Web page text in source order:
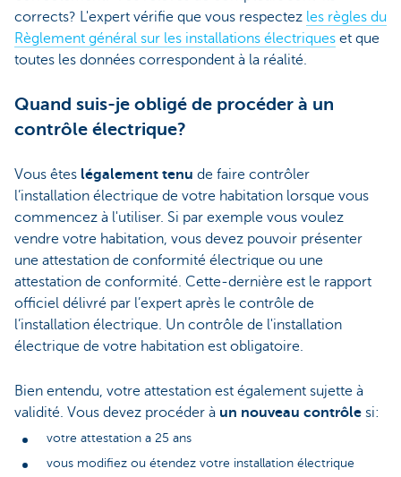
corrects? L'expert vérifie que vous respectez les règles du
Règlement général sur les installations électriques et que
toutes les données correspondent à la réalité.
Quand suis-je obligé de procéder à un
contrôle électrique?
Vous êtes légalement tenu de faire contrôler
l’installation électrique de votre habitation lorsque vous
commencez à l'utiliser. Si par exemple vous voulez
vendre votre habitation, vous devez pouvoir présenter
une attestation de conformité électrique ou une
attestation de conformité. Cette-dernière est le rapport
officiel délivré par l’expert après le contrôle de
l’installation électrique. Un contrôle de l'installation
électrique de votre habitation est obligatoire.
Bien entendu, votre attestation est également sujette à
validité. Vous devez procéder à un nouveau contrôle si:
votre attestation a 25 ans
vous modifiez ou étendez votre installation électrique